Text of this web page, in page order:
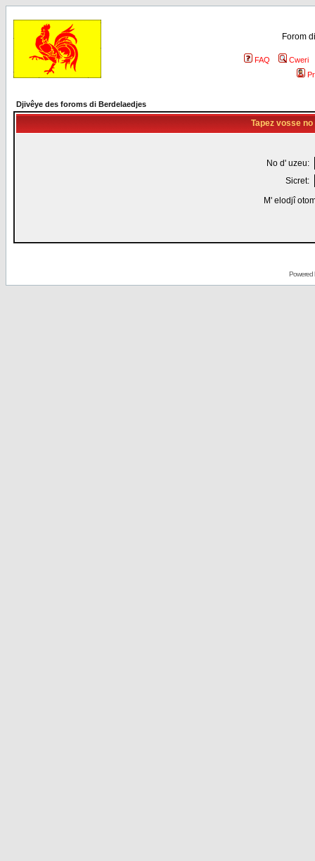
Forom
FAQ
Cweri
Djivêye des foroms di Berdelaedjes
Tapez vosse
No d' uzeu:
Sicret:
M' elodjî
Powered